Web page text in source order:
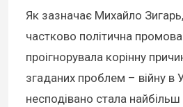
Як зазначає Михайло
частково політична
проігнорувала корінну
згаданих проблем – війну в
несподівано стала